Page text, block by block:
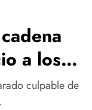
a los
culpable de